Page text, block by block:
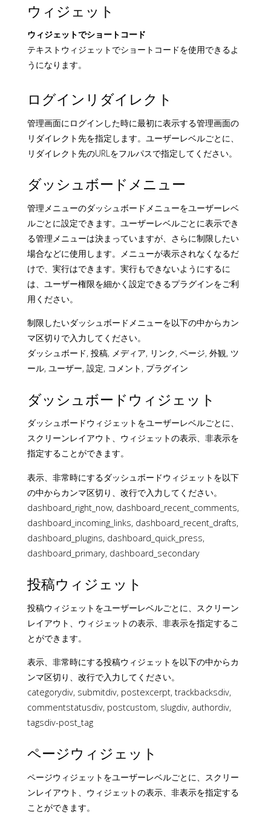
ウィジェット
ウィジェットでショートコード
テキストウィジェットでショートコードを使用できるよ
うになります。
ログインリダイレクト
管理画面にログインした時に最初に表示する管理画面の
リダイレクト先を指定します。ユーザーレベルごとに、
リダイレクト先のURLをフルパスで指定してください。
ダッシュボードメニュー
管理メニューのダッシュボードメニューをユーザーレベ
ルごとに設定できます。ユーザーレベルごとに表示でき
る管理メニューは決まっていますが、さらに制限したい
場合などに使用します。メニューが表示されなくなるだ
けで、実行はできます。実行もできないようにするに
は、ユーザー権限を細かく設定できるプラグインをご利
用ください。
制限したいダッシュボードメニューを以下の中からカン
マ区切りで入力してください。
ダッシュボード, 投稿, メディア, リンク, ページ, 外観, ツ
ール, ユーザー, 設定, コメント, プラグイン
ダッシュボードウィジェット
ダッシュボードウィジェットをユーザーレベルごとに、
スクリーンレイアウト、ウィジェットの表示、非表示を
指定することができます。
表示、非常時にするダッシュボードウィジェットを以下
の中からカンマ区切り、改行で入力してください。
dashboard_right_now, dashboard_recent_comments,
dashboard_incoming_links, dashboard_recent_drafts,
dashboard_plugins, dashboard_quick_press,
dashboard_primary, dashboard_secondary
投稿ウィジェット
投稿ウィジェットをユーザーレベルごとに、スクリーン
レイアウト、ウィジェットの表示、非表示を指定するこ
とができます。
表示、非常時にする投稿ウィジェットを以下の中からカ
ンマ区切り、改行で入力してください。
categorydiv, submitdiv, postexcerpt, trackbacksdiv,
commentstatusdiv, postcustom, slugdiv, authordiv,
tagsdiv-post_tag
ページウィジェット
ページウィジェットをユーザーレベルごとに、スクリー
ンレイアウト、ウィジェットの表示、非表示を指定する
ことができます。